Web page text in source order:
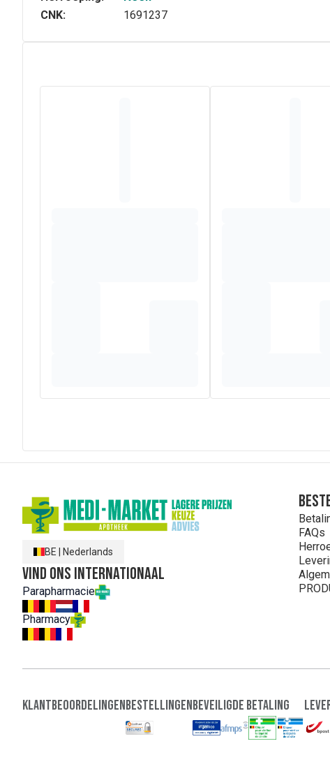
CNK:
1691237
BE Nederlands
Vind ons internationaal
Parapharmacie
Pharmacy
FAQs
KlantbeoordelingenBestellingenBeveiligde Betaling